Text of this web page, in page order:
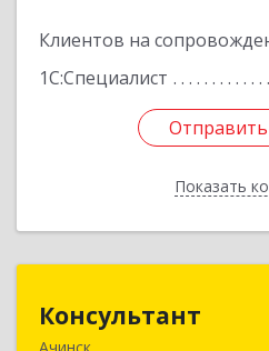
Клиентов на
1С:Специалист
Отправить
Показать
Отправить
Консультант
Ачинск